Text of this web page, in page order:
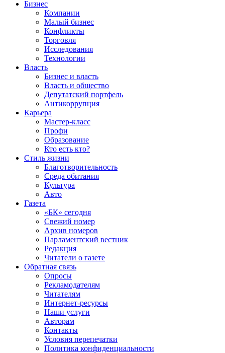
Бизнес
Компании
Малый бизнес
Конфликты
Торговля
Исследования
Технологии
Власть
Бизнес и власть
Власть и общество
Депутатский портфель
Антикоррупция
Карьера
Мастер-класс
Профи
Образование
Кто есть кто?
Стиль жизни
Благотворительность
Среда обитания
Культура
Авто
Газета
«БК» сегодня
Свежий номер
Архив номеров
Парламентский вестник
Редакция
Читатели о газете
Обратная связь
Опросы
Рекламодателям
Читателям
Интернет-ресурсы
Наши услуги
Авторам
Контакты
Условия перепечатки
Политика конфиденциальности